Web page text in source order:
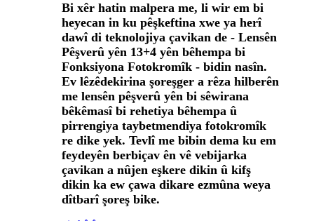
Bi xêr hatin malpera me, li wir em bi
heyecan in ku pêşkeftina xwe ya herî
dawî di teknolojiya çavikan de - Lensên
Pêşverû yên 13+4 yên bêhempa bi
Fonksiyona Fotokromîk - bidin nasîn.
Ev lêzêdekirina şoreşger a rêza hilberên
me lensên pêşverû yên bi sêwirana
bêkêmasî bi rehetiya bêhempa û
pirrengiya taybetmendiya fotokromîk
re dike yek. Tevlî me bibin dema ku em
feydeyên berbiçav ên vê vebijarka
çavikan a nûjen eşkere dikin û kifş
dikin ka ew çawa dikare ezmûna weya
dîtbarî şoreş bike.